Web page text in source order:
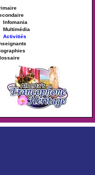
Infomania
Multimédia
Activitiés